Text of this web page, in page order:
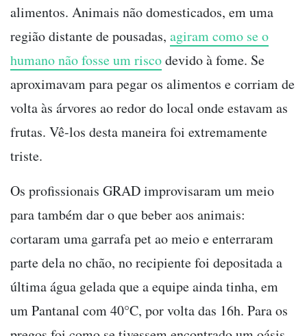
alimentos. Animais não domesticados, em uma
região distante de pousadas, agiram como se o
humano não fosse um riscodevido à fome. Se
aproximavam para pegar os alimentos e corriam de
volta às árvores ao redor do local onde estavam as
frutas. Vê-los desta maneira foi extremamente
triste.
Os profissionais GRAD improvisaram um meio
para também dar o que beber aos animais:
cortaram uma garrafa pet ao meio e enterraram
parte dela no chão, no recipiente foi depositada a
última água gelada que a equipe ainda tinha, em
um Pantanal com 40°C, por volta das 16h. Para os